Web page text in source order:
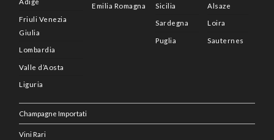
Adige
Friuli Venezia
Giulia
Lombardia
Valle d’Aosta
Liguria
Emilia Romagna Sicilia
Sardegna
Puglia
Alsaze
Loira
Sauternes
Champagne Importati
Vini Rari